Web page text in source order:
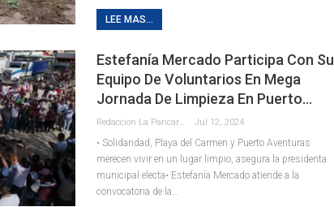
LEE MAS...
Estefanía Mercado Participa Con Su
Equipo De Voluntarios En Mega
Jornada De Limpieza En Puerto…
Jul 12, 2024
• Solidaridad, Playa del Carmen y Puerto Aventuras
merecen vivir en un lugar limpio, asegura la presidenta
municipal electa• Estefanía Mercado atiende a la
convocatoria de la